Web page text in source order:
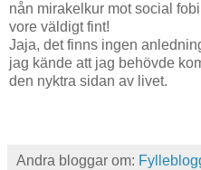
nån mirakelkur mot social
vore väldigt fint!
Jaja, det finns ingen
jag kände att jag behövde
den nyktra sidan av livet.
Andra bloggar om: